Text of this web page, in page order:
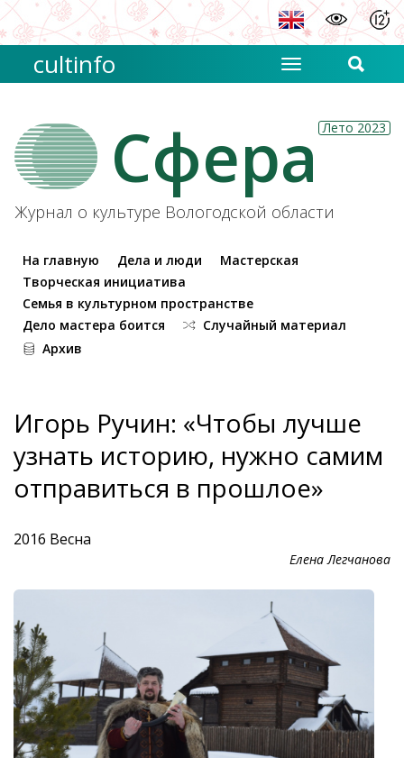
cultinfo
Сфера Лето 2023
Журнал о культуре Вологодской области
На главную Дела и люди
Мастерская
Творческая инициатива
Семья в культурном пространстве
Дело мастера боится
Случайный материал
Архив
Игорь Ручин: «Чтобы лучше
узнать историю, нужно самим
отправиться в прошлое»
2016 Весна
Елена Легчанова